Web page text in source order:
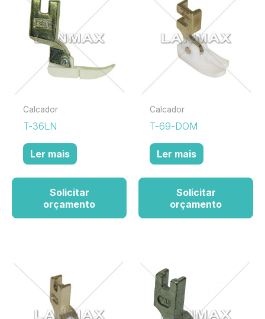
Calcador
T-36LN
Ler mais
Solicitar
orçamento
Calcador
T-69-DOM
Ler mais
Solicitar
orçamento